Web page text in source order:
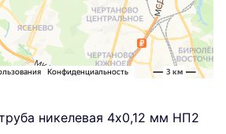
никелевая 4х0,12 мм НП2